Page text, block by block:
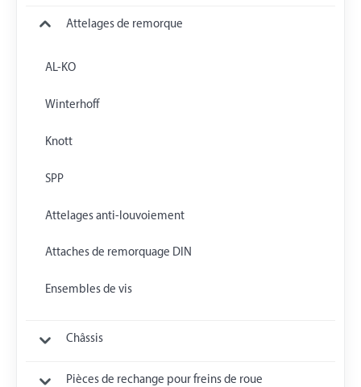
Attelages de remorque
AL-KO
Winterhoff
Knott
SPP
Attelages anti-louvoiement
Attaches de remorquage DIN
Ensembles de vis
Châssis
Pièces de rechange pour freins de roue